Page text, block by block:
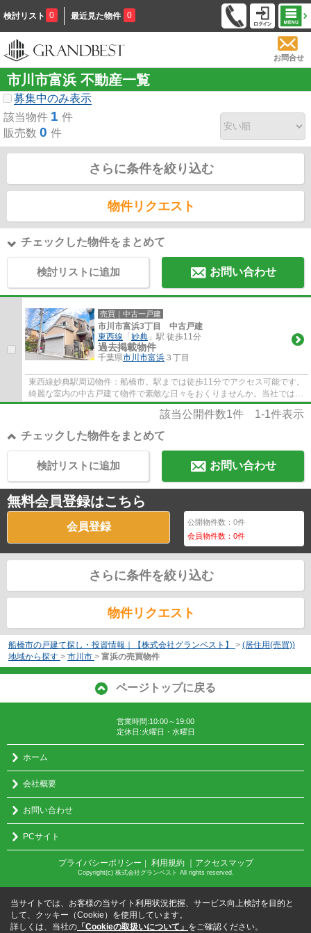
検討リスト 0 最近見た物件 0
お問合せ
市川市富浜 不動産一覧
募集中のみ表示
該当物件 1 件
販売数 0 件
さらに条件を絞り込む
物件リクエスト
チェックした物件をまとめて
検討リストに追加 お問い合わせ
売買｜中古一戸建
市川市富浜3丁目 中古戸建
東西線 「 妙典 」駅 徒歩11分
過去掲載物件
千葉県市川市富浜 ３丁目
東西線妙典駅周辺物件：船橋市。駅までは徒歩11分でアクセス可能です。
綺麗な室内の中古戸建て物件で素敵な日々をおくりませんか。当社では不
動産情報を数多く取り扱っております。あ...
該当公開件数1件 1-1件表示
チェックした物件をまとめて
お問い合わせ
検討リストに追加
無料会員登録はこちら
会員登録 公開物件数：0件
会員物件数：0件
さらに条件を絞り込む
物件リクエスト
船橋市の戸建て探し・投資情報｜【株式会社グランベスト】 > (居住用(売買))
地域から探す > 市川市 > 富浜の売買物件
ページトップに戻る
営業時間:10:00～19:00
定休日:火曜日・水曜日
ホーム
会社概要
お問い合わせ
PCサイト
プライバシーポリシー ｜ 利用規約 ｜アクセスマップ
Copyright(c) 株式会社グランベスト All rights reserved.
当サイトでは、お客様の当サイト利用状況把握、サービス向上検討を目的と
して、クッキー（Cookie）を使用しています。
詳しくは、当社の 「Cookieの取扱いについて」 をご確認ください。